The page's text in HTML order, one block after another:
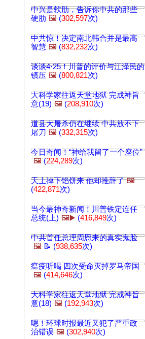
中兴是软肋，告诉你中共的那些
硬肋 🖼️ (302,597次)
中共惊！决定南北韩合并是最高
智慧 🖼️ (832,232次)
谈谈4·25！川普的评价与江泽民的
镇压 🖼️ (800,821次)
大科学家往返天堂地狱 完成神旨
意(19) 🖼️ (208,910次)
道县大屠杀仍在继续 中共放不下
屠刀 🖼️ (332,315次)
今日奇闻！“神给我留了一个座位”
🖼️ (224,289次)
天上掉下馅饼来 他却推辞了 🖼️
(422,871次)
当今最神奇新闻！川普铁定连任
总统(上) 🖼️▶️ (416,849次)
中共首任总理周恩来的真实鬼脸
🖼️ 📝 (938,635次)
瘟疫听喝 四次受命灭掉罗马帝国
🖼️ (414,646次)
大科学家往返天堂地狱 完成神旨
意(18) 🖼️ (192,943次)
嗯！环球时报最近又犯了严重政
治错误 🖼️ (302,940次)